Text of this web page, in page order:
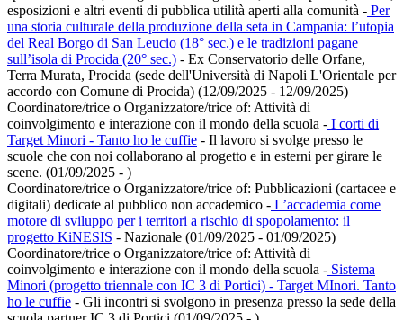
esposizioni e altri eventi di pubblica utilità aperti alla comunità - Per
una storia culturale della produzione della seta in Campania: l’utopia
del Real Borgo di San Leucio (18° sec.) e le tradizioni pagane
sull’isola di Procida (20° sec.) - Ex Conservatorio delle Orfane,
Terra Murata, Procida (sede dell'Università di Napoli L'Orientale per
accordo con Comune di Procida) (12/09/2025 - 12/09/2025)
Coordinatore/trice o Organizzatore/trice of: Attività di
coinvolgimento e interazione con il mondo della scuola - I corti di
Target Minori - Tanto ho le cuffie - Il lavoro si svolge presso le
scuole che con noi collaborano al progetto e in esterni per girare le
scene. (01/09/2025 - )
Coordinatore/trice o Organizzatore/trice of: Pubblicazioni (cartacee e
digitali) dedicate al pubblico non accademico - L’accademia come
motore di sviluppo per i territori a rischio di spopolamento: il
progetto KiNESIS - Nazionale (01/09/2025 - 01/09/2025)
Coordinatore/trice o Organizzatore/trice of: Attività di
coinvolgimento e interazione con il mondo della scuola - Sistema
Minori (progetto triennale con IC 3 di Portici) - Target MInori. Tanto
ho le cuffie - Gli incontri si svolgono in presenza presso la sede della